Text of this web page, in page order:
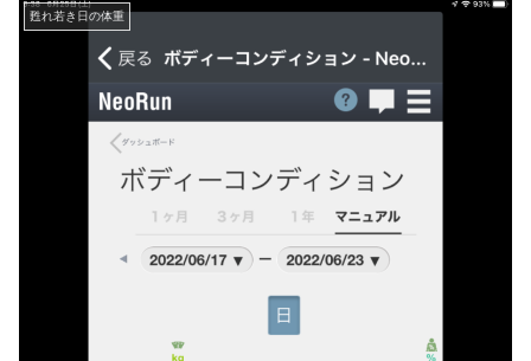
甦れ若き日の体重